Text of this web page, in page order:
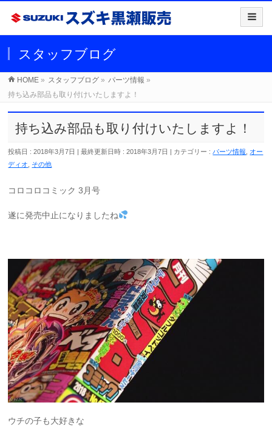
スタッフブログ
HOME » スタッフブログ » パーツ情報 »
持ち込み部品も取り付けいたしますよ！
持ち込み部品も取り付けいたしますよ！
投稿日 : 2018年3月7日 最終更新日時 : 2018年3月7日 カテゴリー : パーツ情報
オー
ディオ
その他
コロコロコミック 3月号
遂に発売中止になりましたね
ウチの子も大好きな